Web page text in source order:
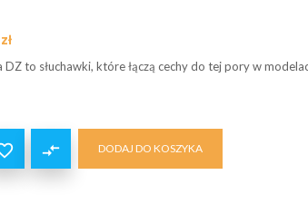
DZ to słuchawki, które łączą cechy do tej pory w
compare_arrows DODAJ DO KOSZYKA